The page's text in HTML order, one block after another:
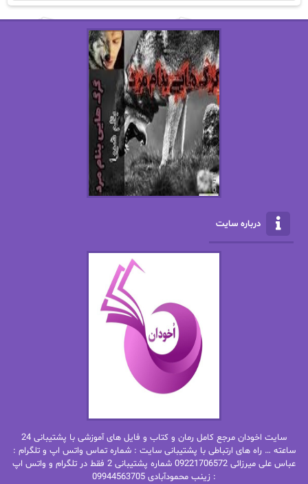
اریک مورگنشترن از نیلوفر لاری
استل مسکم
اصغر زاده
اکرم محمدی
الف صاد
الکساندر دوما
الناز پاکپور‌
الناز محمدی
امیر فرهی
باران
بهار سلطانی
بهاره شیرازی
بهاره.م
بیتا فرخی
پاتریشیا ویلسون پرتو فرهمند
پرستو اسحقی
درباره سایت
سایت اخودان مرجع کامل رمان و کتاب و فایل های آموزشی با پشتیبانی 24
ساعته … راه های ارتباطی با پشتیبانی سایت : شماره تماس واتس اپ و تلگرام :
عباس علی میرزائی 09221706572 شماره پشتیبانی 2 فقط در تلگرام و واتس اپ
: زینب محمودآبادی 09944563705